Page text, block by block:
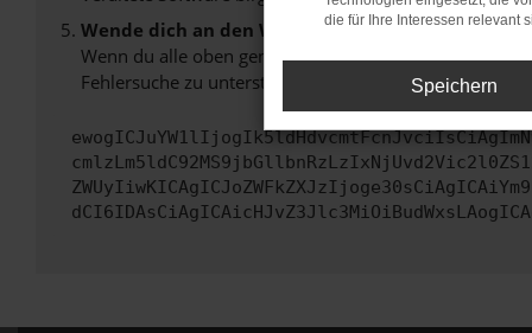
Wende dich an den Webseitenbetreiber.
Wenn du alle oben genannten Schritte versucht hast,
Fehlersuche zu unterstützen:
die für Ihre Interessen relevant
Speichern